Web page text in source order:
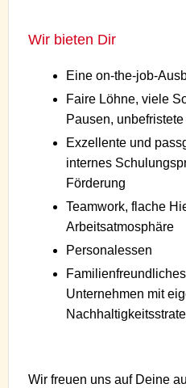
Wir bieten Dir
Eine on-the-job-
Faire Löhne, viele
Pausen,
Exzellente und
internes
Förderung
Teamwork, flache
Arbeitsatmosphäre
Personalessen
Unternehmen mit
Wir freuen uns auf Deine